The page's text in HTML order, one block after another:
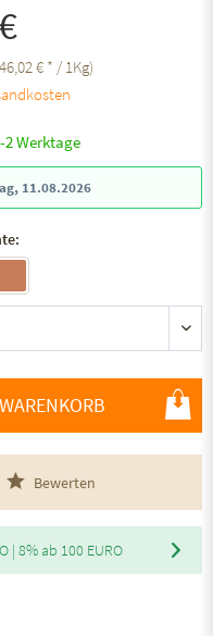
€ * / 1Kg)
2 Werktage
11.08.2026
Bewerten
| 8% ab 100 EURO